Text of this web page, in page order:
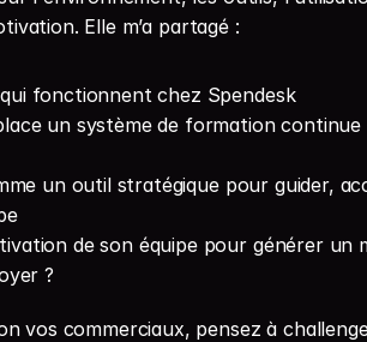
Elle m’a partagé :
fonctionnent chez Spendesk
un système de formation
un outil stratégique pour guider,
de son équipe pour générer un
?
vos commerciaux, pensez à